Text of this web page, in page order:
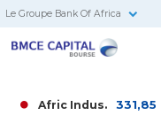
Le Groupe Bank Of Africa
Indus. 331,85 -0,02 %